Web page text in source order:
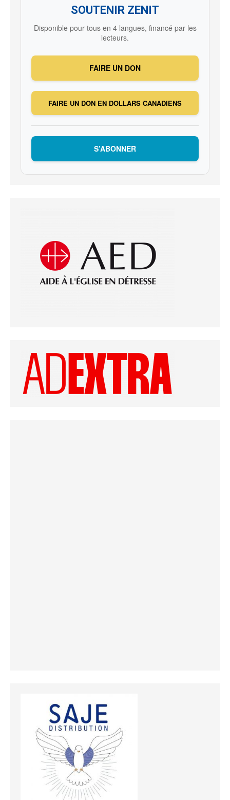
SOUTENIR ZENIT
Disponible pour tous en 4 langues, financé par les
lecteurs.
FAIRE UN DON
FAIRE UN DON EN DOLLARS CANADIENS
S’ABONNER